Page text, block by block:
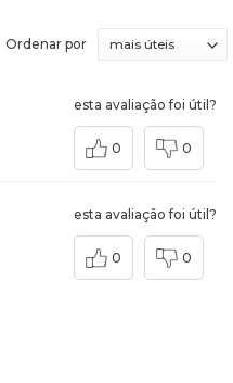
Ordenar por
esta avaliação foi útil?
0 0
esta avaliação foi útil?
0 0